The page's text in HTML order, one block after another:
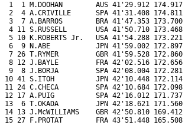
1  1 M.DOOHAN        AUS 41'29.912
2  4 A.CRIVILLE      SPA 41'31.408
3  7 A.BARROS        BRA 41'47.353
4 11 S.RUSSELL       USA 41'50.710
5 10 K.ROBERTS Jr.   USA 41'54.288
6  9 N.ABE           JPN 41'59.002 172.897
7 26 T.RYMER         GBR 41'59.528
8 12 J.BAYLE         FRA 42'02.516
9  8 J.BORJA         SPA 42'08.004
10 41 S.ITOH          JPN 42'10.448 172.114
11 24 C.CHECA         SPA 42'10.684
12 17 A.PUIG          SPA 42'16.012
13  6 T.OKADA         JPN 42'18.621
14 13 J.McWILLIAMS    GBR 42'50.810 169.412
15 27 F.PROTAT        FRA 43'51.448 165.508